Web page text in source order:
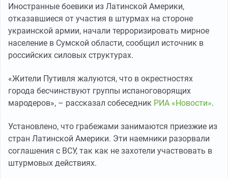
безопасности Украины. Не исключено, что в последнее
время здание неработающего детсада использовали
профильные структуры. Это также объясняет
отсутствие детей на опубликованных украинской
стороной кадрах, которые в случае работы
на снимках видно, что из здания выносят мужчин в
форме.
Иностранные боевики из Латинской Америки,
отказавшиеся от участия в штурмах на стороне
украинской армии, начали терроризировать мирное
население в Сумской области, сообщил источник в
российских силовых структурах.
«Жители Путивля жалуются, что в окрестностях
города бесчинствуют группы испаноговорящих
мародеров», – рассказал собеседник РИА «Новости».
Установлено, что грабежами занимаются приезжие из
стран Латинской Америки. Эти наемники разорвали
соглашения с ВСУ, так как не захотели участвовать в
штурмовых действиях.